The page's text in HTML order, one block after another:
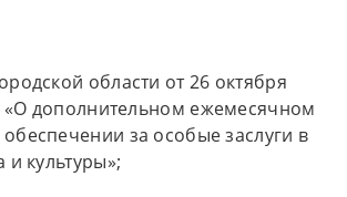
области от 26 октября
«О дополнительном ежемесячном
за особые заслуги в
и культуры»;